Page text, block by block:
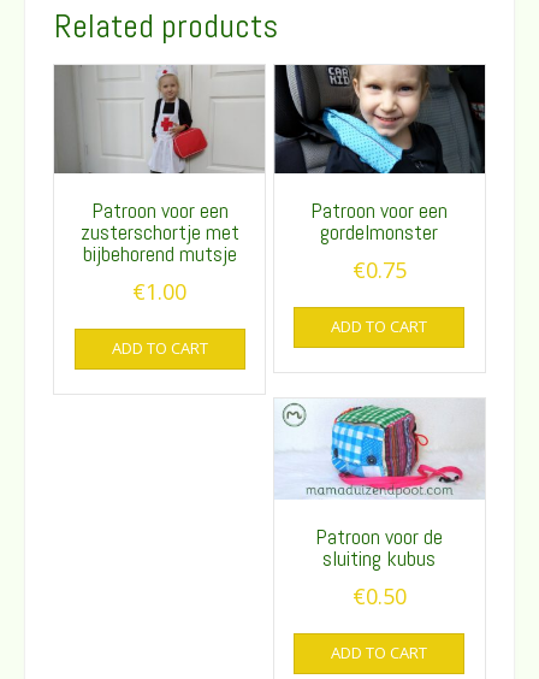
Related products
Patroon voor een
zusterschortje met
bijbehorend mutsje
€1.00
ADD TO CART
Patroon voor een
gordelmonster
€0.75
ADD TO CART
Patroon voor de
sluiting kubus
€0.50
ADD TO CART